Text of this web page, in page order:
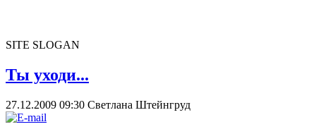
SITE SLOGAN
Ты уходи...
27.12.2009 09:30 Светлана Штейнгруд